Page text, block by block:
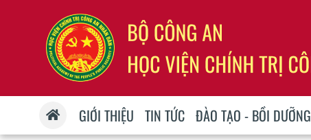
GIỚI THIỆU TIN TỨC ĐÀO TẠO - BỒI DƯỠNG